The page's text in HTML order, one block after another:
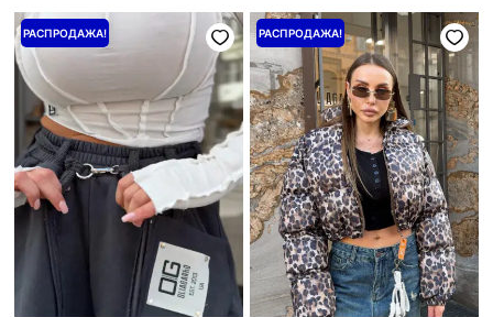
РАСПРОДАЖА!
Первоначальная
цена
составляла
2000 ₴.
РАСПРОДАЖА!
Первоначальная
цена
составляла
4000 ₴.
Текущая
цена:
3200 ₴.